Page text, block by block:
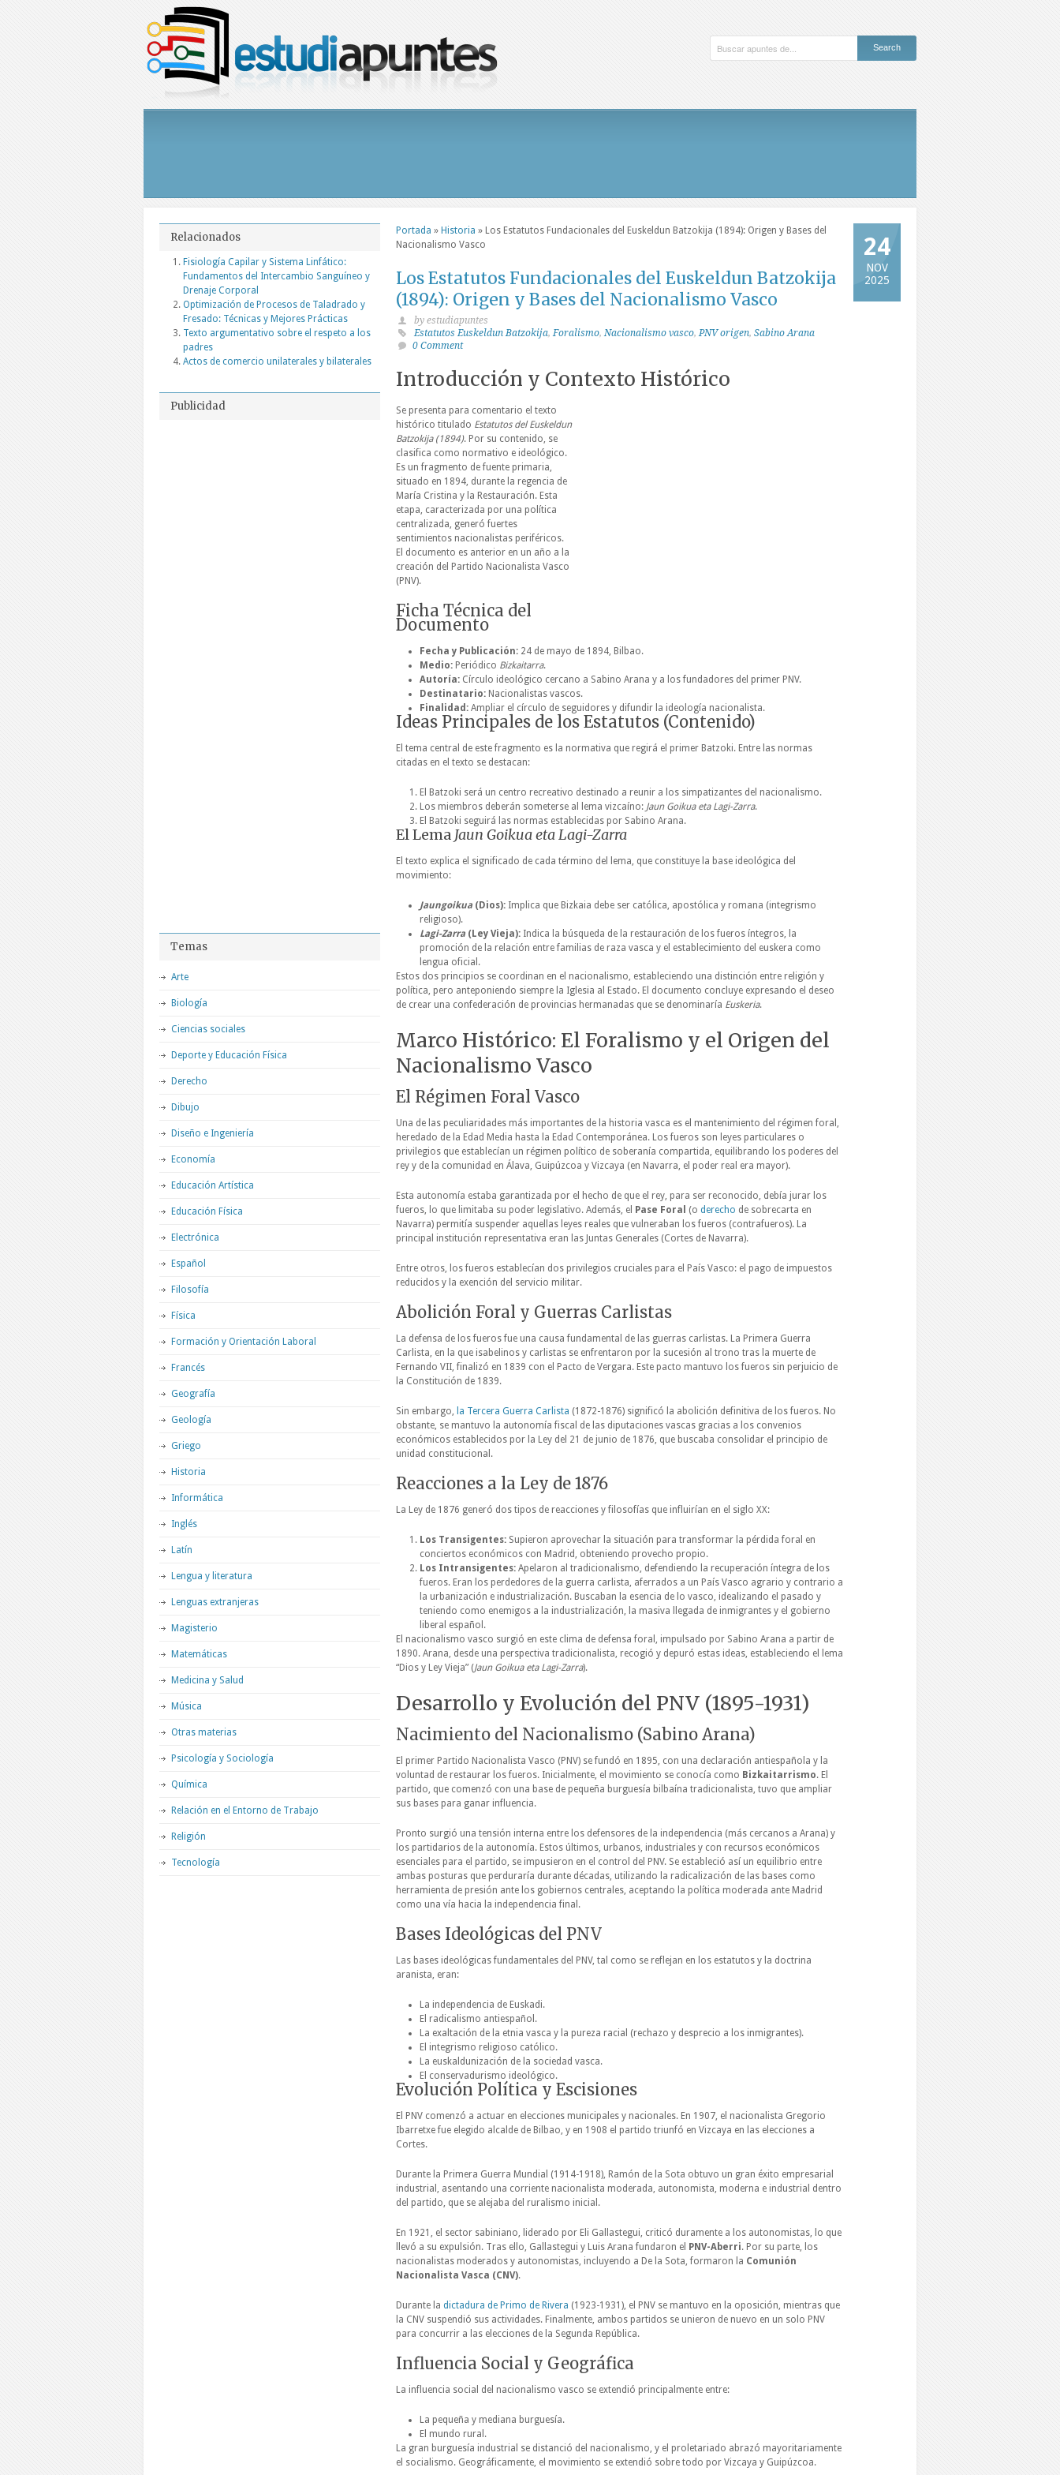
24
NOV
2025
Portada » Historia » Los Estatutos Fundacionales del Euskeldun Batzokija (1894): Origen y Bases del
Nacionalismo Vasco
Los Estatutos Fundacionales del Euskeldun Batzokija
(1894): Origen y Bases del Nacionalismo Vasco
by estudiapuntes
Estatutos Euskeldun Batzokija,Foralismo,Nacionalismo vasco,PNV origen, Sabino Arana
0 Comment
Introducción y Contexto Histórico
Se presenta para comentario el texto
histórico titulado Estatutos del Euskeldun
Batzokija (1894). Por su contenido, se
clasifica como normativo e ideológico.
Es un fragmento de fuente primaria,
situado en 1894, durante la regencia de
María Cristina y la Restauración. Esta
etapa, caracterizada por una política
centralizada, generó fuertes
sentimientos nacionalistas periféricos.
El documento es anterior en un año a la
creación del Partido Nacionalista Vasco
(PNV).
Ficha Técnica del
Documento
Fecha y Publicación: 24 de mayo de 1894, Bilbao.
Medio: Periódico Bizkaitarra.
Autoría: Círculo ideológico cercano a Sabino Arana y a los fundadores del primer PNV.
Destinatario: Nacionalistas vascos.
Finalidad: Ampliar el círculo de seguidores y difundir la ideología nacionalista.
Ideas Principales de los Estatutos (Contenido)
El tema central de este fragmento es la normativa que regirá el primer Batzoki. Entre las normas
citadas en el texto se destacan:
El Batzoki será un centro recreativo destinado a reunir a los simpatizantes del nacionalismo.
Los miembros deberán someterse al lema vizcaíno: Jaun Goikua eta Lagi-Zarra.
El Batzoki seguirá las normas establecidas por Sabino Arana.
El Lema Jaun Goikua eta Lagi-Zarra
El texto explica el significado de cada término del lema, que constituye la base ideológica del
movimiento:
Jaungoikua (Dios): Implica que Bizkaia debe ser católica, apostólica y romana (integrismo
religioso).
Lagi-Zarra (Ley Vieja): Indica la búsqueda de la restauración de los fueros íntegros, la
promoción de la relación entre familias de raza vasca y el establecimiento del euskera como
lengua oficial.
Estos dos principios se coordinan en el nacionalismo, estableciendo una distinción entre religión y
política, pero anteponiendo siempre la Iglesia al Estado. El documento concluye expresando el deseo
de crear una confederación de provincias hermanadas que se denominaría Euskeria.
Marco Histórico: El Foralismo y el Origen del
Nacionalismo Vasco
El Régimen Foral Vasco
Una de las peculiaridades más importantes de la historia vasca es el mantenimiento del régimen foral,
heredado de la Edad Media hasta la Edad Contemporánea. Los fueros son leyes particulares o
privilegios que establecían un régimen político de soberanía compartida, equilibrando los poderes del
rey y de la comunidad en Álava, Guipúzcoa y Vizcaya (en Navarra, el poder real era mayor).
Esta autonomía estaba garantizada por el hecho de que el rey, para ser reconocido, debía jurar los
fueros, lo que limitaba su poder legislativo. Además, el Pase Foral (o derecho de sobrecarta en
Navarra) permitía suspender aquellas leyes reales que vulneraban los fueros (contrafueros). La
principal institución representativa eran las Juntas Generales (Cortes de Navarra).
Entre otros, los fueros establecían dos privilegios cruciales para el País Vasco: el pago de impuestos
reducidos y la exención del servicio militar.
Abolición Foral y Guerras Carlistas
La defensa de los fueros fue una causa fundamental de las guerras carlistas. La Primera Guerra
Carlista, en la que isabelinos y carlistas se enfrentaron por la sucesión al trono tras la muerte de
Fernando VII, finalizó en 1839 con el Pacto de Vergara. Este pacto mantuvo los fueros sin perjuicio de
la Constitución de 1839.
Sin embargo, la Tercera Guerra Carlista (1872-1876) significó la abolición definitiva de los fueros. No
obstante, se mantuvo la autonomía fiscal de las diputaciones vascas gracias a los convenios
económicos establecidos por la Ley del 21 de junio de 1876, que buscaba consolidar el principio de
unidad constitucional.
Reacciones a la Ley de 1876
La Ley de 1876 generó dos tipos de reacciones y filosofías que influirían en el siglo XX:
Los Transigentes: Supieron aprovechar la situación para transformar la pérdida foral en
conciertos económicos con Madrid, obteniendo provecho propio.
Los Intransigentes: Apelaron al tradicionalismo, defendiendo la recuperación íntegra de los
fueros. Eran los perdedores de la guerra carlista, aferrados a un País Vasco agrario y contrario a
la urbanización e industrialización. Buscaban la esencia de lo vasco, idealizando el pasado y
teniendo como enemigos a la industrialización, la masiva llegada de inmigrantes y el gobierno
liberal español.
El nacionalismo vasco surgió en este clima de defensa foral, impulsado por Sabino Arana a partir de
1890. Arana, desde una perspectiva tradicionalista, recogió y depuró estas ideas, estableciendo el lema
“Dios y Ley Vieja” (Jaun Goikua eta Lagi-Zarra).
Desarrollo y Evolución del PNV (1895-1931)
Nacimiento del Nacionalismo (Sabino Arana)
El primer Partido Nacionalista Vasco (PNV) se fundó en 1895, con una declaración antiespañola y la
voluntad de restaurar los fueros. Inicialmente, el movimiento se conocía como Bizkaitarrismo. El
partido, que comenzó con una base de pequeña burguesía bilbaína tradicionalista, tuvo que ampliar
sus bases para ganar influencia.
Pronto surgió una tensión interna entre los defensores de la independencia (más cercanos a Arana) y
los partidarios de la autonomía. Estos últimos, urbanos, industriales y con recursos económicos
esenciales para el partido, se impusieron en el control del PNV. Se estableció así un equilibrio entre
ambas posturas que perduraría durante décadas, utilizando la radicalización de las bases como
herramienta de presión ante los gobiernos centrales, aceptando la política moderada ante Madrid
como una vía hacia la independencia final.
Bases Ideológicas del PNV
Las bases ideológicas fundamentales del PNV, tal como se reflejan en los estatutos y la doctrina
aranista, eran:
La independencia de Euskadi.
El radicalismo antiespañol.
La exaltación de la etnia vasca y la pureza racial (rechazo y desprecio a los inmigrantes).
El integrismo religioso católico.
La euskaldunización de la sociedad vasca.
El conservadurismo ideológico.
Evolución Política y Escisiones
El PNV comenzó a actuar en elecciones municipales y nacionales. En 1907, el nacionalista Gregorio
Ibarretxe fue elegido alcalde de Bilbao, y en 1908 el partido triunfó en Vizcaya en las elecciones a
Cortes.
Durante la Primera Guerra Mundial (1914-1918), Ramón de la Sota obtuvo un gran éxito empresarial
industrial, asentando una corriente nacionalista moderada, autonomista, moderna e industrial dentro
del partido, que se alejaba del ruralismo inicial.
En 1921, el sector sabiniano, liderado por Eli Gallastegui, criticó duramente a los autonomistas, lo que
llevó a su expulsión. Tras ello, Gallastegui y Luis Arana fundaron el PNV-Aberri. Por su parte, los
nacionalistas moderados y autonomistas, incluyendo a De la Sota, formaron la Comunión
Nacionalista Vasca (CNV).
Durante la dictadura de Primo de Rivera (1923-1931), el PNV se mantuvo en la oposición, mientras que
la CNV suspendió sus actividades. Finalmente, ambos partidos se unieron de nuevo en un solo PNV
para concurrir a las elecciones de la Segunda República.
Influencia Social y Geográfica
La influencia social del nacionalismo vasco se extendió principalmente entre:
La pequeña y mediana burguesía.
El mundo rural.
La gran burguesía industrial se distanció del nacionalismo, y el proletariado abrazó mayoritariamente
el socialismo. Geográficamente, el movimiento se extendió sobre todo por Vizcaya y Guipúzcoa.
Relacionados
Fisiología Capilar y Sistema Linfático:
Fundamentos del Intercambio Sanguíneo y
Drenaje Corporal
Optimización de Procesos de Taladrado y
Fresado: Técnicas y Mejores Prácticas
Texto argumentativo sobre el respeto a los
padres
Actos de comercio unilaterales y bilaterales
Publicidad
Temas
Arte
Biología
Ciencias sociales
Deporte y Educación Física
Derecho
Dibujo
Diseño e Ingeniería
Economía
Educación Artística
Educación Física
Electrónica
Español
Filosofía
Física
Formación y Orientación Laboral
Francés
Geografía
Geología
Griego
Historia
Informática
Inglés
Latín
Lengua y literatura
Lenguas extranjeras
Magisterio
Matemáticas
Medicina y Salud
Música
Otras materias
Psicología y Sociología
Química
Relación en el Entorno de Trabajo
Religión
Tecnología